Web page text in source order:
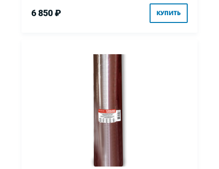
6 850 ₽ КУПИТЬ